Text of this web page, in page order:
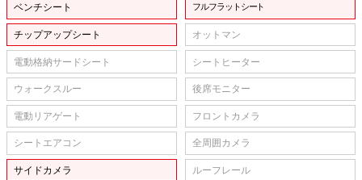
ベンチシート フルフラットシート
チップアップシート オットマン
電動格納サードシート シートヒーター
ウォークスルー 後席モニター
電動リアゲート フロントカメラ
シートエアコン 全周囲カメラ
サイドカメラ ルーフレール